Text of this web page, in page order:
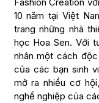
10 năm tại Việt
trang những nhà
học Hoa Sen. Với
nhân một cách
của các bạn sinh
mở ra nhiều cơ
nghề nghiệp của